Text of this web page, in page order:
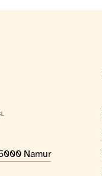
Namur